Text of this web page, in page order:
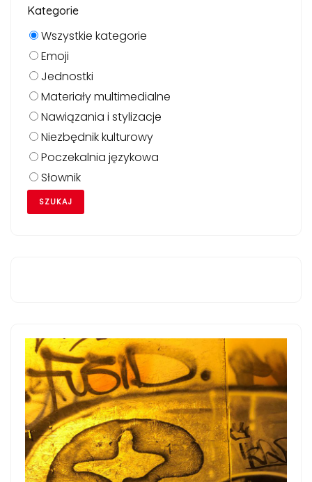
Kategorie
Wszystkie kategorie
Emoji
Jednostki
Materiały multimedialne
Nawiązania i stylizacje
Niezbędnik kulturowy
Poczekalnia językowa
Słownik